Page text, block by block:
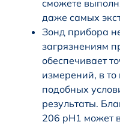
сможете
даже самых
Зонд прибора
загрязнениям
обеспечивает
измерений, в
подобных
результаты.
206 pH1 может